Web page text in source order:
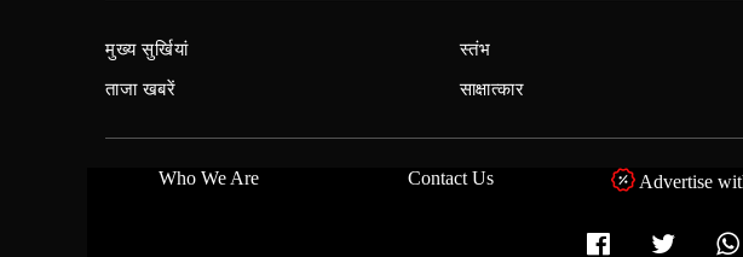
मुख्य सुर्खियां
ताजा खबरें
स्तंभ
साक्षात्कार
Who We Are Contact Us Advertise